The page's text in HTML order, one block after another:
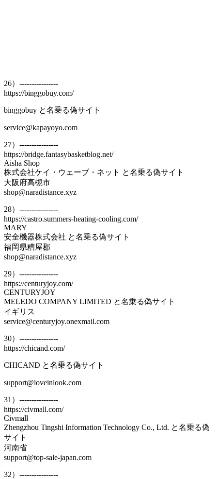
26）----------------
https://binggobuy.com/
binggobuy と名乗る偽サイト
service@kapayoyo.com
27）----------------
https://bridge.fantasybasketblog.net/
Aisha Shop
株式会社ケイ・ウェーブ・ネット と名乗る偽サイト
大阪府高槻市
shop@naradistance.xyz
28）----------------
https://castro.summers-heating-cooling.com/
MARY
安全機器株式会社 と名乗る偽サイト
福岡県糟屋郡
shop@naradistance.xyz
29）----------------
https://centuryjoy.com/
CENTURYJOY
MELEDO COMPANY LIMITED と名乗る偽サイト
イギリス
service@centuryjoy.onexmail.com
30）----------------
https://chicand.com/
CHICAND と名乗る偽サイト
support@loveinlook.com
31）----------------
https://civmall.com/
Civmall
Zhengzhou Tingshi Information Technology Co., Ltd. と名乗る偽
サイト
河南省
support@top-sale-japan.com
32）----------------